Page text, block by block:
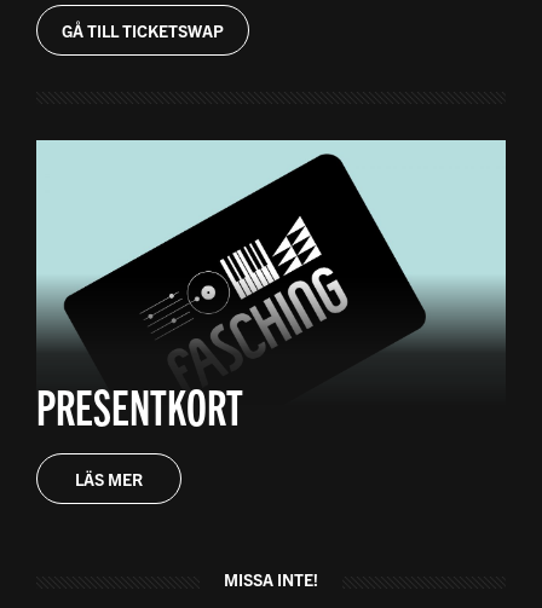
GÅ TILL TICKETSWAP
PRESENTKORT
LÄS MER
MISSA INTE!